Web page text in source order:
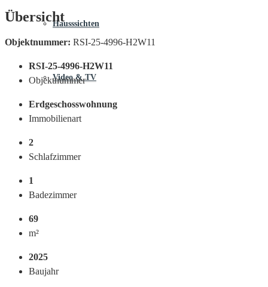
Hausssichten
Video & TV
Übersicht
Objektnummer: RSI-25-4996-H2W11
RSI-25-4996-H2W11
Objektnummer
Erdgeschosswohnung
Immobilienart
2
Schlafzimmer
1
Badezimmer
69
m²
2025
Baujahr